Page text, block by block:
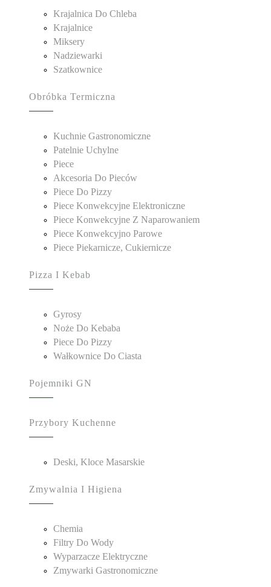
Krajalnica Do Chleba
Krajalnice
Miksery
Nadziewarki
Szatkownice
Obróbka Termiczna
Kuchnie Gastronomiczne
Patelnie Uchylne
Piece
Akcesoria Do Pieców
Piece Do Pizzy
Piece Konwekcyjne Elektroniczne
Piece Konwekcyjne Z Naparowaniem
Piece Konwekcyjno Parowe
Piece Piekarnicze, Cukiernicze
Pizza I Kebab
Gyrosy
Noże Do Kebaba
Piece Do Pizzy
Wałkownice Do Ciasta
Pojemniki GN
Przybory Kuchenne
Deski, Kloce Masarskie
Zmywalnia I Higiena
Chemia
Filtry Do Wody
Wyparzacze Elektryczne
Zmywarki Gastronomiczne